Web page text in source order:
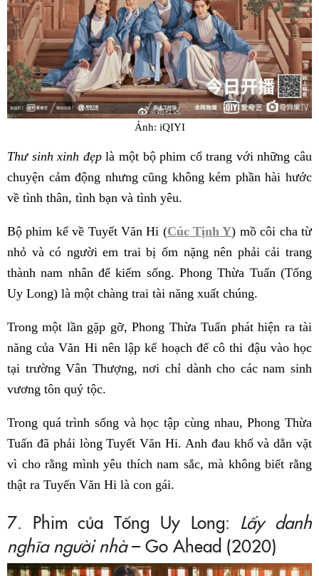
Ảnh: iQIYI
Thư sinh xinh đẹplà một bộ phim cổ trang với những câu
chuyện cảm động nhưng cũng không kém phần hài hước
về tình thân, tình bạn và tình yêu.
Bộ phim kể về Tuyết Văn Hi (Cúc Tịnh Y) mồ côi cha từ
nhỏ và có người em trai bị ốm nặng nên phải cải trang
thành nam nhân để kiếm sống. Phong Thừa Tuấn (Tống
Uy Long) là một chàng trai tài năng xuất chúng.
Trong một lần gặp gỡ, Phong Thừa Tuấn phát hiện ra tài
năng của Văn Hi nên lập kế hoạch để cô thi đậu vào học
tại trường Vân Thượng, nơi chỉ dành cho các nam sinh
vương tôn quý tộc.
Trong quá trình sống và học tập cùng nhau, Phong Thừa
Tuấn đã phải lòng Tuyết Văn Hi. Anh đau khổ và dằn vặt
vì cho rằng mình yêu thích nam sắc, mà không biết rằng
thật ra Tuyến Văn Hi là con gái.
7. Phim của Tống Uy Long: Lấy danh
nghĩa người nhà– Go Ahead (2020)